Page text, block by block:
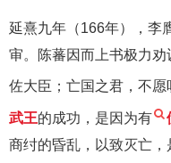
延熹九年（166年），李
审。陈蕃因而上书极力
佐大臣；亡国之君，不
武王的成功，是因为有
商纣的昏乱，以致灭亡